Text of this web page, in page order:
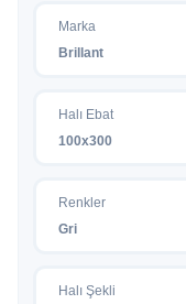
Marka
Brillant
Halı Ebat
100x300
Renkler
Gri
Halı Şekli